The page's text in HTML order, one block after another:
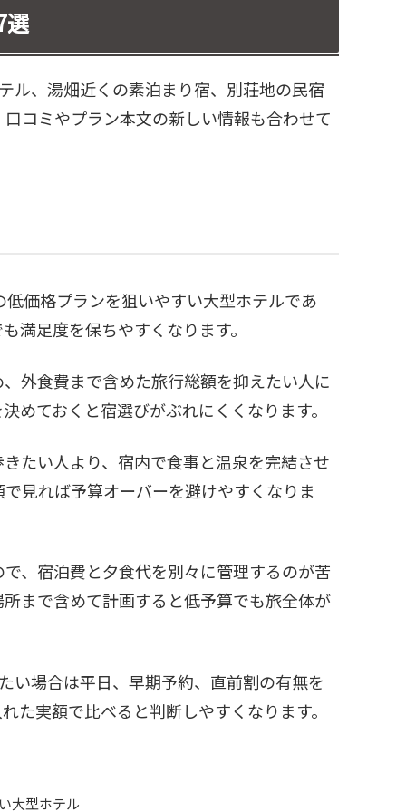
選
ル、湯畑近くの素泊まり宿、別荘地の民宿
コミやプラン本文の新しい情報も合わせて
価格プランを狙いやすい大型ホテルであ
満足度を保ちやすくなります。
外食費まで含めた旅行総額を抑えたい人に
めておくと宿選びがぶれにくくなります。
たい人より、宿内で食事と温泉を完結させ
見れば予算オーバーを避けやすくなりま
、宿泊費と夕食代を別々に管理するのが苦
まで含めて計画すると低予算でも旅全体が
い場合は平日、早期予約、直前割の有無を
た実額で比べると判断しやすくなります。
大型ホテル